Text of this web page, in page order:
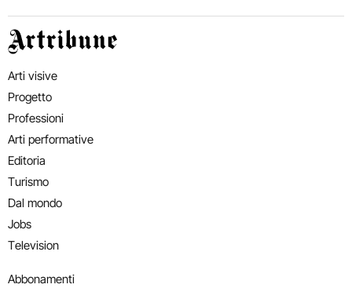
Artribune
Arti visive
Progetto
Professioni
Arti performative
Editoria
Turismo
Dal mondo
Jobs
Television
Abbonamenti